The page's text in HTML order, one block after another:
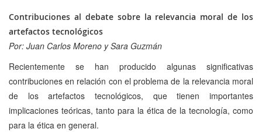
Contribuciones al debate sobre la relevancia moral de los
artefactos tecnológicos
Por: Juan Carlos Moreno y Sara Guzmán
Recientemente se han producido algunas significativas
contribuciones en relación con el problema de la relevancia moral
de los artefactos tecnológicos, que tienen importantes
implicaciones teóricas, tanto para la ética de la tecnología, como
para la ética en general.